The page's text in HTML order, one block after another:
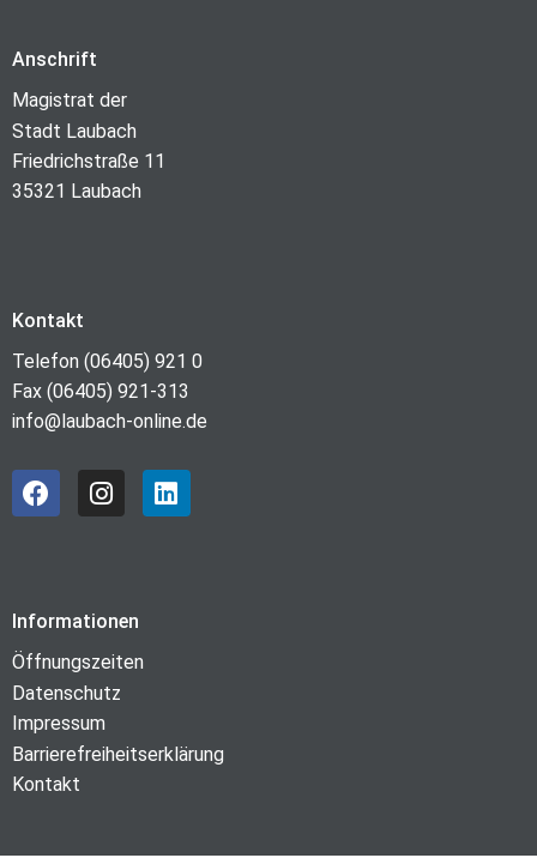
Anschrift
Magistrat der
Stadt Laubach
Friedrichstraße 11
35321 Laubach
Kontakt
Telefon (06405) 921 0
Fax (06405) 921-313
info@laubach-online.de
Informationen
Öffnungszeiten
Datenschutz
Impressum
Barrierefreiheitserklärung
Kontakt